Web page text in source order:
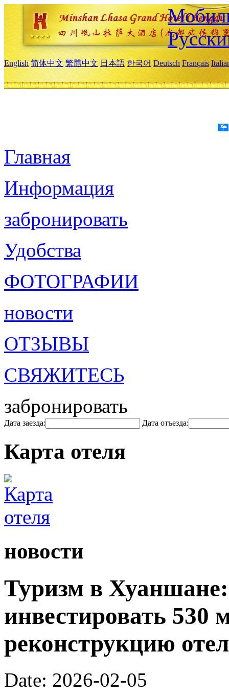
English 简体中文 繁體中文 日本語 한국어 Deutsch Français
Главная
Информация
забронировать
Удобства
ФОТОГРАФИИ
новости
ОТЗЫВЫ
СВЯЖИТЕСЬ
забронировать
Дата заезда: Дата отъезда:
Карта отеля
новости
Туризм в
инвестировать 530
реконструкцию
Date: 2026-02-05